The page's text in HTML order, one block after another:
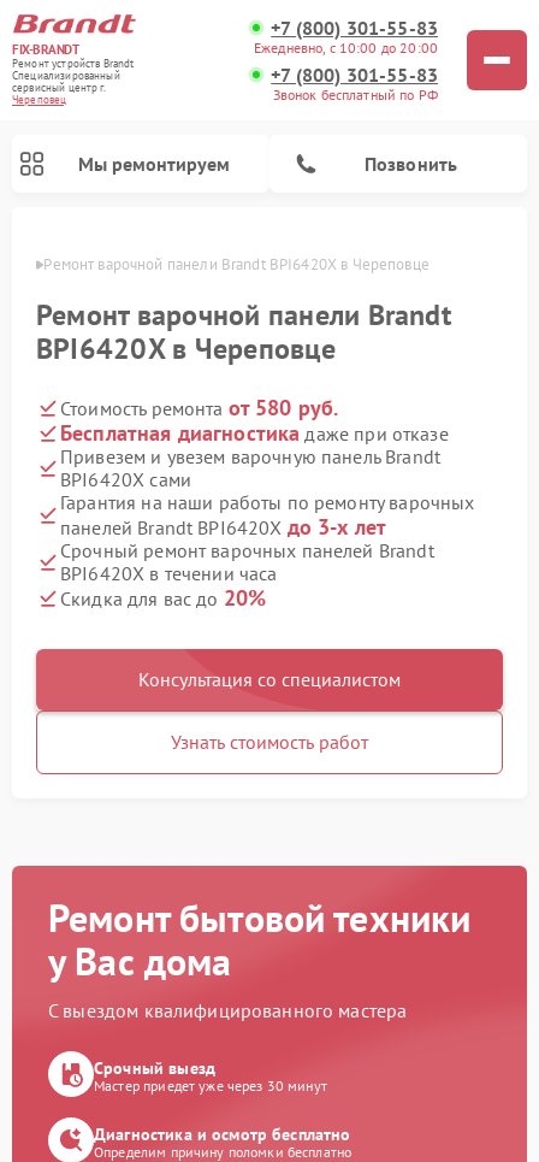
FIX-BRANDT
Ремонт устройств Brandt
Специализированный
cервисный центр г.
Череповец
+7 (800) 301-55-83
Ежедневно, с 10:00 до 20:00
+7 (800) 301-55-83
Звонок бесплатный по РФ
Мы ремонтируем Позвонить
Ремонт варочной панели Brandt BPI6420X в Череповце
Ремонт варочной панели Brandt
BPI6420X в Череповце
Стоимость ремонта от 580 руб.
Бесплатная диагностика даже при отказе
Привезем и увезем варочную панель Brandt
BPI6420X сами
Гарантия на наши работы по ремонту варочных
панелей Brandt BPI6420X до 3-х лет
Срочный ремонт варочных панелей Brandt
BPI6420X в течении часа
Скидка для вас до 20%
Консультация со специалистом
Узнать стоимость работ
Ремонт бытовой техники
у Вас дома
С выездом квалифицированного мастера
Срочный выезд
Мастер приедет уже через 30 минут
Диагностика и осмотр бесплатно
Определим причину поломки бесплатно